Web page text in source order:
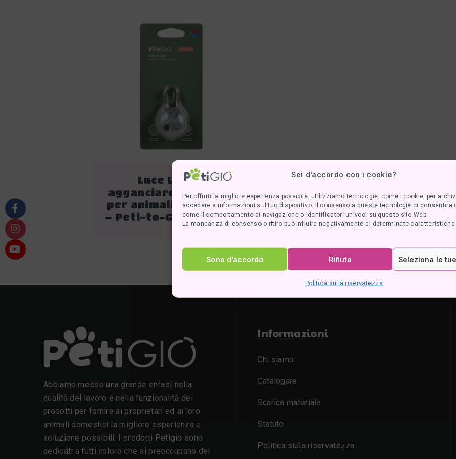
Sei d'accordo con i cookie?
Per offrirti la migliore esperienza possibile, utilizziamo tecnologie, come i cookie, per
accedere a informazioni sul tuo dispositivo. Il consenso a queste tecnologie ci consentirà
come il comportamento di navigazione o identificatori univoci su questo sito Web.
La mancanza di consenso o ritiro può influire negativamente di determinate
Sono d'accordo Rifiuto Seleziona le
Politica sulla riservatezza
Luce LED da
agganciare al collare
per animali domestici
– Peti-to-Go PETI-900
Abbiamo messo una grande enfasi nella
qualità del lavoro e nella funzionalità dei
prodotti per fornire ai proprietari ed ai loro
animali domestici la migliore esperienza e
soluzione possibili. I prodotti Petigio sono
dedicati a tutti coloro che si preoccupano del
Informazioni
Chi siamo
Catalogare
Scarica materiale
Statuto
Politica sulla riservatezza